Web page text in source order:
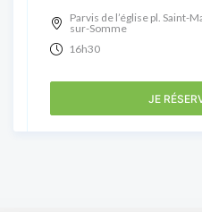
Parvis de l’église pl. Saint-
sur-Somme
16h30
JE